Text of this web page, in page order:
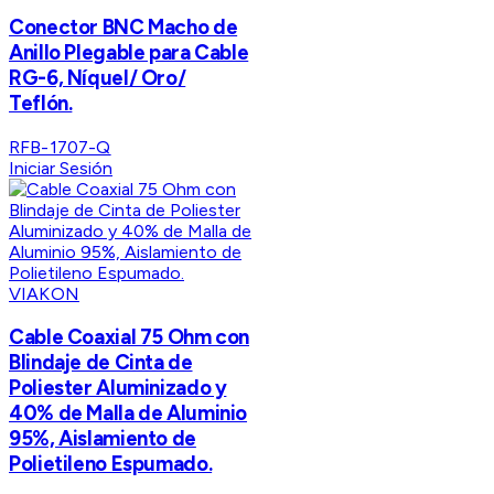
Conector BNC Macho de
Anillo Plegable para Cable
RG-6, Níquel/ Oro/
Teflón.
RFB-1707-Q
Iniciar Sesión
VIAKON
Cable Coaxial 75 Ohm con
Blindaje de Cinta de
Poliester Aluminizado y
40% de Malla de Aluminio
95%, Aislamiento de
Polietileno Espumado.